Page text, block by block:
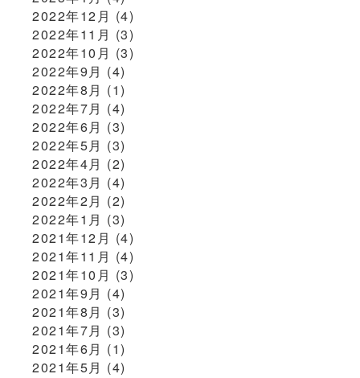
2022年12月 (4)
2022年11月 (3)
2022年10月 (3)
2022年9月 (4)
2022年8月 (1)
2022年7月 (4)
2022年6月 (3)
2022年5月 (3)
2022年4月 (2)
2022年3月 (4)
2022年2月 (2)
2022年1月 (3)
2021年12月 (4)
2021年11月 (4)
2021年10月 (3)
2021年9月 (4)
2021年8月 (3)
2021年7月 (3)
2021年6月 (1)
2021年5月 (4)